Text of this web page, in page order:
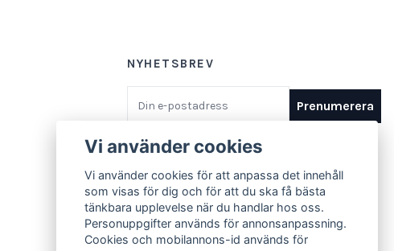
NYHETSBREV
Prenumerera
Vi använder cookies
Vi använder cookies för att anpassa det innehåll
som visas för dig och för att du ska få bästa
tänkbara upplevelse när du handlar hos oss.
Personuppgifter används för annonsanpassning.
Cookies och mobilannons-id används för